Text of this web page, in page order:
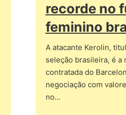
recorde no
feminino
A atacante Kerolin,
seleção brasileira, é a
contratada do
negociação com
no…